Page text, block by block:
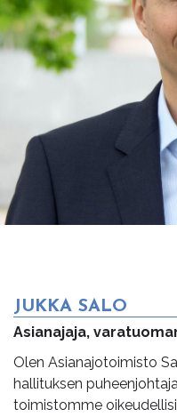
JUKKA SALO
Asianajaja,
Olen Asianajotoimisto
hallituksen
toimistomme